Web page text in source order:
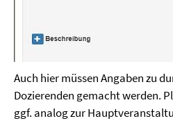
Auch hier müssen Angaben zu
Dozierenden gemacht werden.
ggf. analog zur